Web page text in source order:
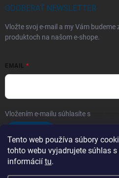
Tento web používa súbory
tohto webu vyjadrujete súhlas
informácií tu.
ODOBERAŤ NEWSLETTER
Vložte svoj e-mail a my Vám
produktoch na našom e-shope.
EMAIL
Vložením e-mailu súhlasíte s